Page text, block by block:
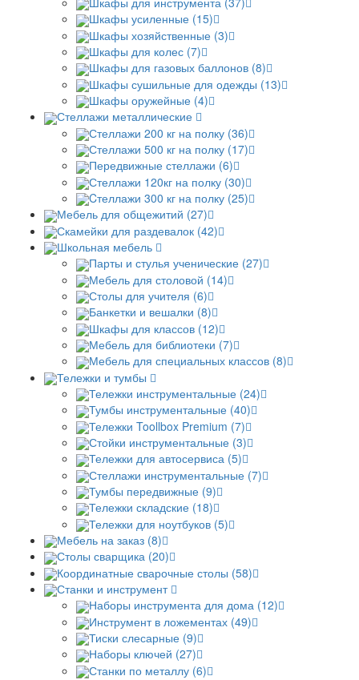
Шкафы усиленные (15)
Шкафы хозяйственные (3)
Шкафы для колес (7)
Шкафы для газовых баллонов (8)
Шкафы сушильные для одежды (13)
Шкафы оружейные (4)
Стеллажи металлические
Стеллажи 200 кг на полку (36)
Стеллажи 500 кг на полку (17)
Передвижные стеллажи (6)
Стеллажи 120кг на полку (30)
Cтеллажи 300 кг на полку (25)
Мебель для общежитий (27)
Скамейки для раздевалок (42)
Школьная мебель
Парты и стулья ученические (27)
Мебель для столовой (14)
Столы для учителя (6)
Банкетки и вешалки (8)
Шкафы для классов (12)
Мебель для библиотеки (7)
Мебель для специальных классов (8)
Тележки и тумбы
Тележки инструментальные (24)
Тумбы инструментальные (40)
Тележки Toollbox Premium (7)
Стойки инструментальные (3)
Тележки для автосервиса (5)
Стеллажи инструментальные (7)
Тумбы передвижные (9)
Тележки складские (18)
Тележки для ноутбуков (5)
Мебель на заказ (8)
Столы сварщика (20)
Координатные сварочные столы (58)
Станки и инструмент
Наборы инструмента для дома (12)
Инструмент в ложементах (49)
Тиски слесарные (9)
Наборы ключей (27)
Станки по металлу (6)